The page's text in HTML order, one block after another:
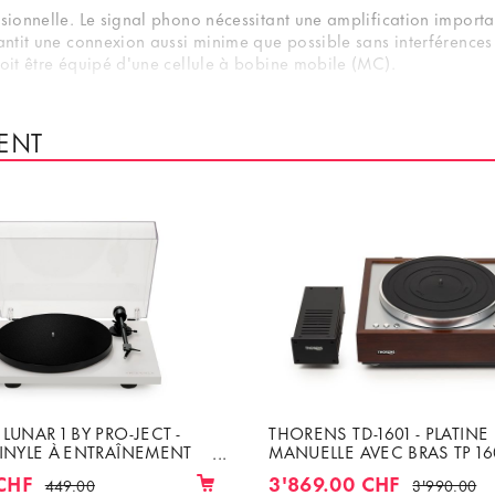
Le signal phono nécessitant une amplification
une connexion aussi minime que possible sans
être équipé d'une cellule à bobine mobile (MC).
1 BY PRO-JECT -
À ENTRAÎNEMENT
CELLULE
449.00
THORENS TD-1601 - PLATINE
MANUELLE AVEC BRAS TP
3'869.00 CHF 3'990.00